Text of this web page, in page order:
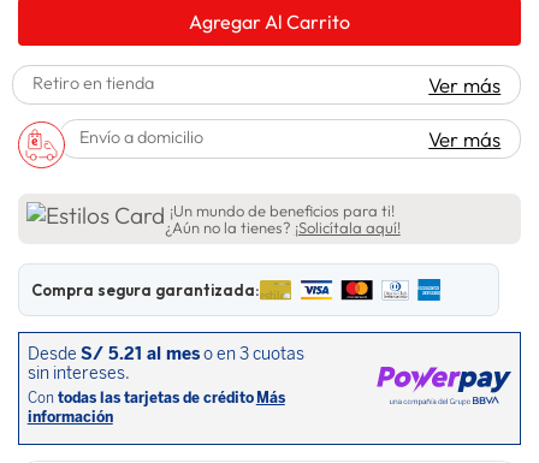
Agregar Al Carrito
Retiro en tienda Ver más
Envío a domicilio Ver más
¡Un mundo de beneficios para ti!
¿Aún no la tienes? ¡Solicítala aquí!
Compra segura garantizada: